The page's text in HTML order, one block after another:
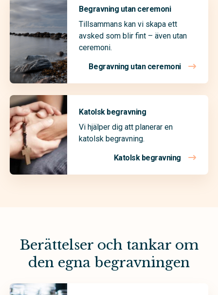
Begravning utan ceremoni
Tillsammans kan vi skapa ett
avsked som blir fint – även utan
ceremoni.
Begravning utan ceremoni
Katolsk begravning
Vi hjälper dig att planerar en
katolsk begravning.
Katolsk begravning
Berättelser och tankar om
den egna begravningen